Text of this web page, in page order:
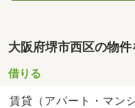
大阪府堺市西区の物件
借りる
賃貸（アパート・マン